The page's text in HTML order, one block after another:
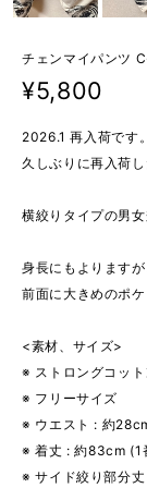
チェンマイパンツ
¥5,800
2026.1 再入荷です。
久しぶりに再入荷
横絞りタイプの男女
身長にもよります
前面に大きめのポ
<素材、サイズ>
※ ストロングコッ
※ フリーサイズ
※ ウエスト : 約
※ 着丈 : 約83cm (1
※ サイド絞り部分